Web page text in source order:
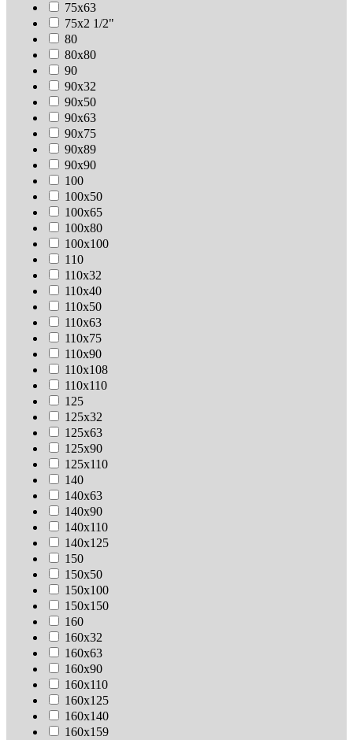
75х63
75х2 1/2"
80
80х80
90
90х32
90х50
90х63
90х75
90х89
90х90
100
100х50
100х65
100х80
100х100
110
110х32
110х40
110х50
110х63
110х75
110х90
110х108
110х110
125
125х32
125х63
125х90
125х110
140
140х63
140х90
140х110
140х125
150
150х50
150х100
150х150
160
160х32
160х63
160х90
160х110
160х125
160х140
160х159